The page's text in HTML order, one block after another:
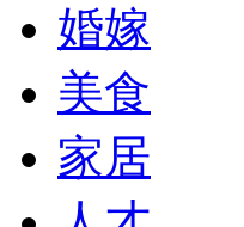
婚嫁
美食
家居